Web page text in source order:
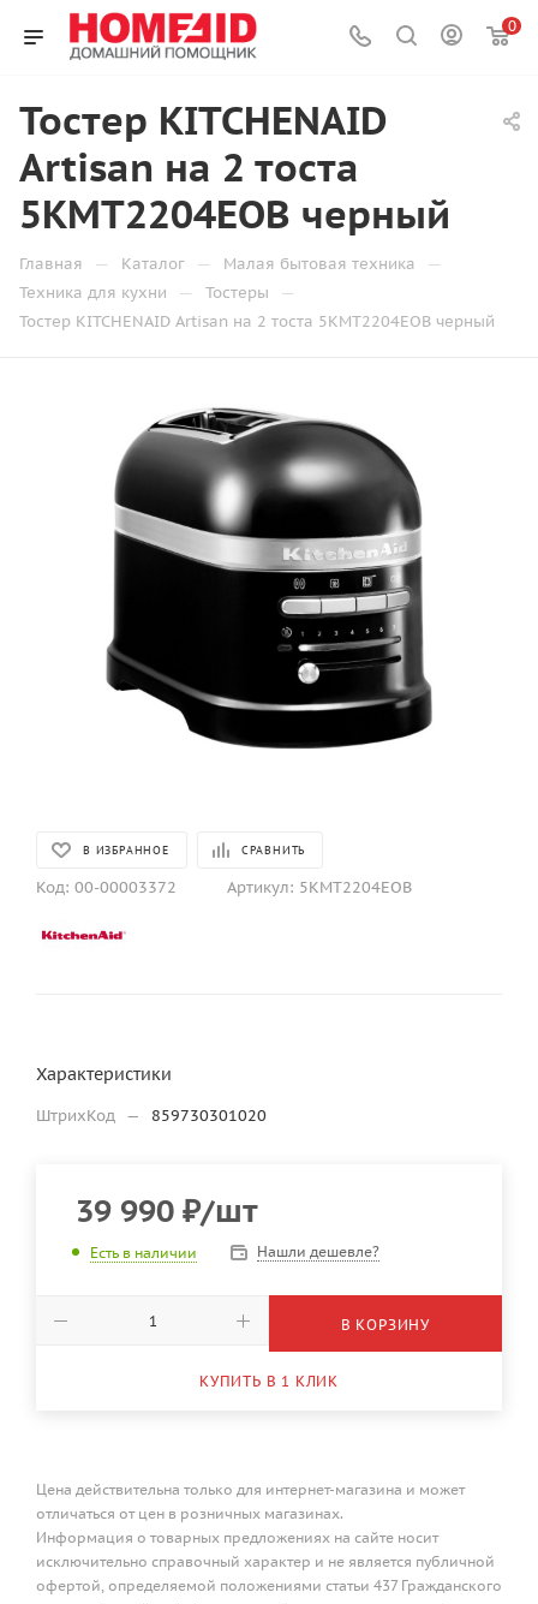
0
Тостер KITCHENAID
Artisan на 2 тоста
5KMT2204EOB черный
Главная — Каталог — Малая бытовая техника —
Техника для кухни — Тостеры —
Тостер KITCHENAID Artisan на 2 тоста 5KMT2204EOB черный
В ИЗБРАННОЕ СРАВНИТЬ
Код: 00-00003372 Артикул: 5KMT2204EOB
Характеристики
ШтрихКод — 859730301020
39 990 ₽/шт
Есть в наличии Нашли дешевле?
В КОРЗИНУ
КУПИТЬ В 1 КЛИК
Цена действительна только для интернет-магазина и может
отличаться от цен в розничных магазинах.
Информация о товарных предложениях на сайте носит
исключительно справочный характер и не является публичной
офертой, определяемой положениями статьи 437 Гражданского